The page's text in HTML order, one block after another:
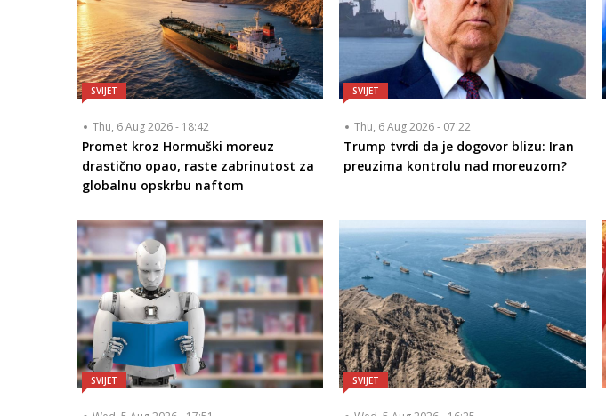
SVIJET
Thu, 6 Aug 2026 - 18:42
Promet kroz Hormuški moreuz
drastično opao, raste zabrinutost za
globalnu opskrbu naftom
SVIJET
Thu, 6 Aug 2026 - 07:22
Trump tvrdi da je dogovor blizu: Iran
preuzima kontrolu nad moreuzom?
SVIJET SVIJET